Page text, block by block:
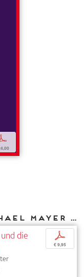
Weitere Texte von Michael Mayer bei DIAPHANES
die p
€ 9,95